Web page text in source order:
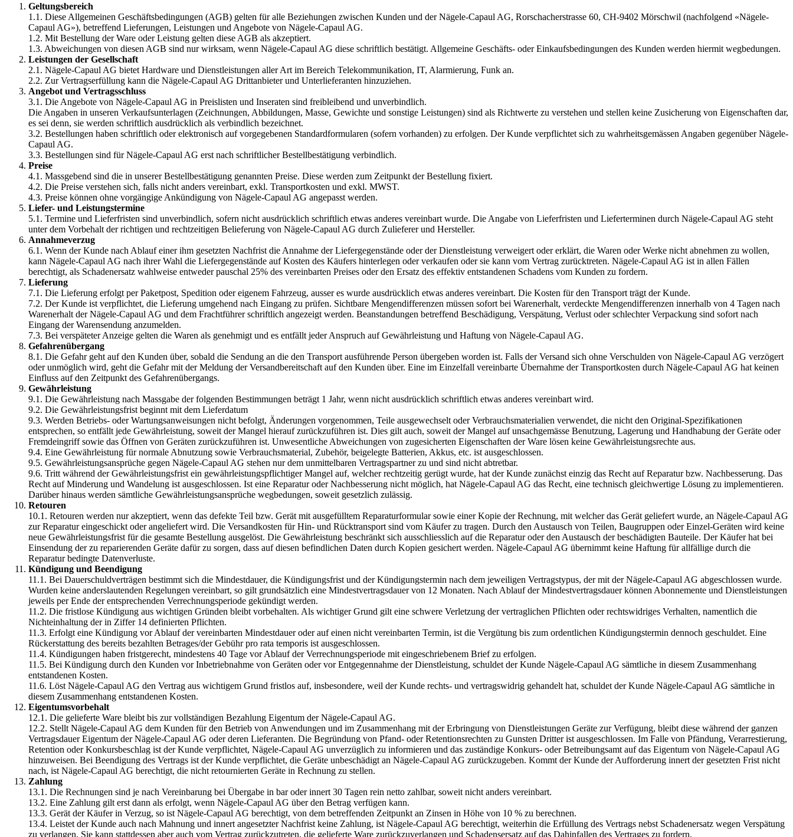
Geltungsbereich
1.1. Diese Allgemeinen Geschäftsbedingungen (AGB) gelten für alle Beziehungen zwischen Kunden und der Nägele-Capaul AG, Rorschacherstrasse 60, CH-9402 Mörschwil (nachfolgend «Nägele-
Capaul AG»), betreffend Lieferungen, Leistungen und Angebote von Nägele-Capaul AG.
1.2. Mit Bestellung der Ware oder Leistung gelten diese AGB als akzeptiert.
1.3. Abweichungen von diesen AGB sind nur wirksam, wenn Nägele-Capaul AG diese schriftlich bestätigt. Allgemeine Geschäfts- oder Einkaufsbedingungen des Kunden werden hiermit wegbedungen.
Leistungen der Gesellschaft
2.1. Nägele-Capaul AG bietet Hardware und Dienstleistungen aller Art im Bereich Telekommunikation, IT, Alarmierung, Funk an.
2.2. Zur Vertragserfüllung kann die Nägele-Capaul AG Drittanbieter und Unterlieferanten hinzuziehen.
Angebot und Vertragsschluss
3.1. Die Angebote von Nägele-Capaul AG in Preislisten und Inseraten sind freibleibend und unverbindlich.
Die Angaben in unseren Verkaufsunterlagen (Zeichnungen, Abbildungen, Masse, Gewichte und sonstige Leistungen) sind als Richtwerte zu verstehen und stellen keine Zusicherung von Eigenschaften dar,
es sei denn, sie werden schriftlich ausdrücklich als verbindlich bezeichnet.
3.2. Bestellungen haben schriftlich oder elektronisch auf vorgegebenen Standardformularen (sofern vorhanden) zu erfolgen. Der Kunde verpflichtet sich zu wahrheitsgemässen Angaben gegenüber Nägele-
Capaul AG.
3.3. Bestellungen sind für Nägele-Capaul AG erst nach schriftlicher Bestellbestätigung verbindlich.
Preise
4.1. Massgebend sind die in unserer Bestellbestätigung genannten Preise. Diese werden zum Zeitpunkt der Bestellung fixiert.
4.2. Die Preise verstehen sich, falls nicht anders vereinbart, exkl. Transportkosten und exkl. MWST.
4.3. Preise können ohne vorgängige Ankündigung von Nägele-Capaul AG angepasst werden.
Liefer- und Leistungstermine
5.1. Termine und Lieferfristen sind unverbindlich, sofern nicht ausdrücklich schriftlich etwas anderes vereinbart wurde. Die Angabe von Lieferfristen und Lieferterminen durch Nägele-Capaul AG steht
unter dem Vorbehalt der richtigen und rechtzeitigen Belieferung von Nägele-Capaul AG durch Zulieferer und Hersteller.
Annahmeverzug
6.1. Wenn der Kunde nach Ablauf einer ihm gesetzten Nachfrist die Annahme der Liefergegenstände oder der Dienstleistung verweigert oder erklärt, die Waren oder Werke nicht abnehmen zu wollen,
kann Nägele-Capaul AG nach ihrer Wahl die Liefergegenstände auf Kosten des Käufers hinterlegen oder verkaufen oder sie kann vom Vertrag zurücktreten. Nägele-Capaul AG ist in allen Fällen
berechtigt, als Schadenersatz wahlweise entweder pauschal 25% des vereinbarten Preises oder den Ersatz des effektiv entstandenen Schadens vom Kunden zu fordern.
Lieferung
7.1. Die Lieferung erfolgt per Paketpost, Spedition oder eigenem Fahrzeug, ausser es wurde ausdrücklich etwas anderes vereinbart. Die Kosten für den Transport trägt der Kunde.
7.2. Der Kunde ist verpflichtet, die Lieferung umgehend nach Eingang zu prüfen. Sichtbare Mengendifferenzen müssen sofort bei Warenerhalt, verdeckte Mengendifferenzen innerhalb von 4 Tagen nach
Warenerhalt der Nägele-Capaul AG und dem Frachtführer schriftlich angezeigt werden. Beanstandungen betreffend Beschädigung, Verspätung, Verlust oder schlechter Verpackung sind sofort nach
Eingang der Warensendung anzumelden.
7.3. Bei verspäteter Anzeige gelten die Waren als genehmigt und es entfällt jeder Anspruch auf Gewährleistung und Haftung von Nägele-Capaul AG.
Gefahrenübergang
8.1. Die Gefahr geht auf den Kunden über, sobald die Sendung an die den Transport ausführende Person übergeben worden ist. Falls der Versand sich ohne Verschulden von Nägele-Capaul AG verzögert
oder unmöglich wird, geht die Gefahr mit der Meldung der Versandbereitschaft auf den Kunden über. Eine im Einzelfall vereinbarte Übernahme der Transportkosten durch Nägele-Capaul AG hat keinen
Einfluss auf den Zeitpunkt des Gefahrenübergangs.
Gewährleistung
9.1. Die Gewährleistung nach Massgabe der folgenden Bestimmungen beträgt 1 Jahr, wenn nicht ausdrücklich schriftlich etwas anderes vereinbart wird.
9.2. Die Gewährleistungsfrist beginnt mit dem Lieferdatum
9.3. Werden Betriebs- oder Wartungsanweisungen nicht befolgt, Änderungen vorgenommen, Teile ausgewechselt oder Verbrauchsmaterialien verwendet, die nicht den Original-Spezifikationen
entsprechen, so entfällt jede Gewährleistung, soweit der Mangel hierauf zurückzuführen ist. Dies gilt auch, soweit der Mangel auf unsachgemässe Benutzung, Lagerung und Handhabung der Geräte oder
Fremdeingriff sowie das Öffnen von Geräten zurückzuführen ist. Unwesentliche Abweichungen von zugesicherten Eigenschaften der Ware lösen keine Gewährleistungsrechte aus.
9.4. Eine Gewährleistung für normale Abnutzung sowie Verbrauchsmaterial, Zubehör, beigelegte Batterien, Akkus, etc. ist ausgeschlossen.
9.5. Gewährleistungsansprüche gegen Nägele-Capaul AG stehen nur dem unmittelbaren Vertragspartner zu und sind nicht abtretbar.
9.6. Tritt während der Gewährleistungsfrist ein gewährleistungspflichtiger Mangel auf, welcher rechtzeitig gerügt wurde, hat der Kunde zunächst einzig das Recht auf Reparatur bzw. Nachbesserung. Das
Recht auf Minderung und Wandelung ist ausgeschlossen. Ist eine Reparatur oder Nachbesserung nicht möglich, hat Nägele-Capaul AG das Recht, eine technisch gleichwertige Lösung zu implementieren.
Darüber hinaus werden sämtliche Gewährleistungsansprüche wegbedungen, soweit gesetzlich zulässig.
Retouren
10.1. Retouren werden nur akzeptiert, wenn das defekte Teil bzw. Gerät mit ausgefülltem Reparaturformular sowie einer Kopie der Rechnung, mit welcher das Gerät geliefert wurde, an Nägele-Capaul AG
zur Reparatur eingeschickt oder angeliefert wird. Die Versandkosten für Hin- und Rücktransport sind vom Käufer zu tragen. Durch den Austausch von Teilen, Baugruppen oder Einzel-Geräten wird keine
neue Gewährleistungsfrist für die gesamte Bestellung ausgelöst. Die Gewährleistung beschränkt sich ausschliesslich auf die Reparatur oder den Austausch der beschädigten Bauteile. Der Käufer hat bei
Einsendung der zu reparierenden Geräte dafür zu sorgen, dass auf diesen befindlichen Daten durch Kopien gesichert werden. Nägele-Capaul AG übernimmt keine Haftung für allfällige durch die
Reparatur bedingte Datenverluste.
Kündigung und Beendigung
11.1. Bei Dauerschuldverträgen bestimmt sich die Mindestdauer, die Kündigungsfrist und der Kündigungstermin nach dem jeweiligen Vertragstypus, der mit der Nägele-Capaul AG abgeschlossen wurde.
Wurden keine anderslautenden Regelungen vereinbart, so gilt grundsätzlich eine Mindestvertragsdauer von 12 Monaten. Nach Ablauf der Mindestvertragsdauer können Abonnemente und Dienstleistungen
jeweils per Ende der entsprechenden Verrechnungsperiode gekündigt werden.
11.2. Die fristlose Kündigung aus wichtigen Gründen bleibt vorbehalten. Als wichtiger Grund gilt eine schwere Verletzung der vertraglichen Pflichten oder rechtswidriges Verhalten, namentlich die
Nichteinhaltung der in Ziffer 14 definierten Pflichten.
11.3. Erfolgt eine Kündigung vor Ablauf der vereinbarten Mindestdauer oder auf einen nicht vereinbarten Termin, ist die Vergütung bis zum ordentlichen Kündigungstermin dennoch geschuldet. Eine
Rückerstattung des bereits bezahlten Betrages/der Gebühr pro rata temporis ist ausgeschlossen.
11.4. Kündigungen haben fristgerecht, mindestens 40 Tage vor Ablauf der Verrechnungsperiode mit eingeschriebenem Brief zu erfolgen.
11.5. Bei Kündigung durch den Kunden vor Inbetriebnahme von Geräten oder vor Entgegennahme der Dienstleistung, schuldet der Kunde Nägele-Capaul AG sämtliche in diesem Zusammenhang
entstandenen Kosten.
11.6. Löst Nägele-Capaul AG den Vertrag aus wichtigem Grund fristlos auf, insbesondere, weil der Kunde rechts- und vertragswidrig gehandelt hat, schuldet der Kunde Nägele-Capaul AG sämtliche in
diesem Zusammenhang entstandenen Kosten.
Eigentumsvorbehalt
12.1. Die gelieferte Ware bleibt bis zur vollständigen Bezahlung Eigentum der Nägele-Capaul AG.
12.2. Stellt Nägele-Capaul AG dem Kunden für den Betrieb von Anwendungen und im Zusammenhang mit der Erbringung von Dienstleistungen Geräte zur Verfügung, bleibt diese während der ganzen
Vertragsdauer Eigentum der Nägele-Capaul AG oder deren Lieferanten. Die Begründung von Pfand- oder Retentionsrechten zu Gunsten Dritter ist ausgeschlossen. Im Falle von Pfändung, Verarrestierung,
Retention oder Konkursbeschlag ist der Kunde verpflichtet, Nägele-Capaul AG unverzüglich zu informieren und das zuständige Konkurs- oder Betreibungsamt auf das Eigentum von Nägele-Capaul AG
hinzuweisen. Bei Beendigung des Vertrags ist der Kunde verpflichtet, die Geräte unbeschädigt an Nägele-Capaul AG zurückzugeben. Kommt der Kunde der Aufforderung innert der gesetzten Frist nicht
nach, ist Nägele-Capaul AG berechtigt, die nicht retournierten Geräte in Rechnung zu stellen.
Zahlung
13.1. Die Rechnungen sind je nach Vereinbarung bei Übergabe in bar oder innert 30 Tagen rein netto zahlbar, soweit nicht anders vereinbart.
13.2. Eine Zahlung gilt erst dann als erfolgt, wenn Nägele-Capaul AG über den Betrag verfügen kann.
13.3. Gerät der Käufer in Verzug, so ist Nägele-Capaul AG berechtigt, von dem betreffenden Zeitpunkt an Zinsen in Höhe von 10 % zu berechnen.
13.4. Leistet der Kunde auch nach Mahnung und innert angesetzter Nachfrist keine Zahlung, ist Nägele-Capaul AG berechtigt, weiterhin die Erfüllung des Vertrags nebst Schadenersatz wegen Verspätung
zu verlangen. Sie kann stattdessen aber auch vom Vertrag zurückzutreten, die gelieferte Ware zurückzuverlangen und Schadensersatz auf das Dahinfallen des Vertrages zu fordern.